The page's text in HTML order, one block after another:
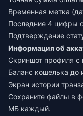
Временная метка
Последние 4 цифры
Подтверждение
Информация об
Скриншот профиля с
Баланс кошелька до
Экран истории
Сохраните файлы в
МБ каждый.